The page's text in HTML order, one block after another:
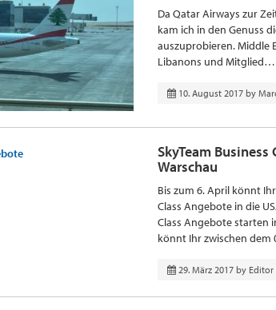
Da Qatar Airways zur
kam ich in den Genuss
auszuprobieren. Middle
Libanons und Mitglied…
10. August 2017 by
SkyTeam
Warschau
Bis zum 6. April könnt
Class Angebote in die
Class Angebote starten
könnt Ihr zwischen dem
29. März 2017 by Editor